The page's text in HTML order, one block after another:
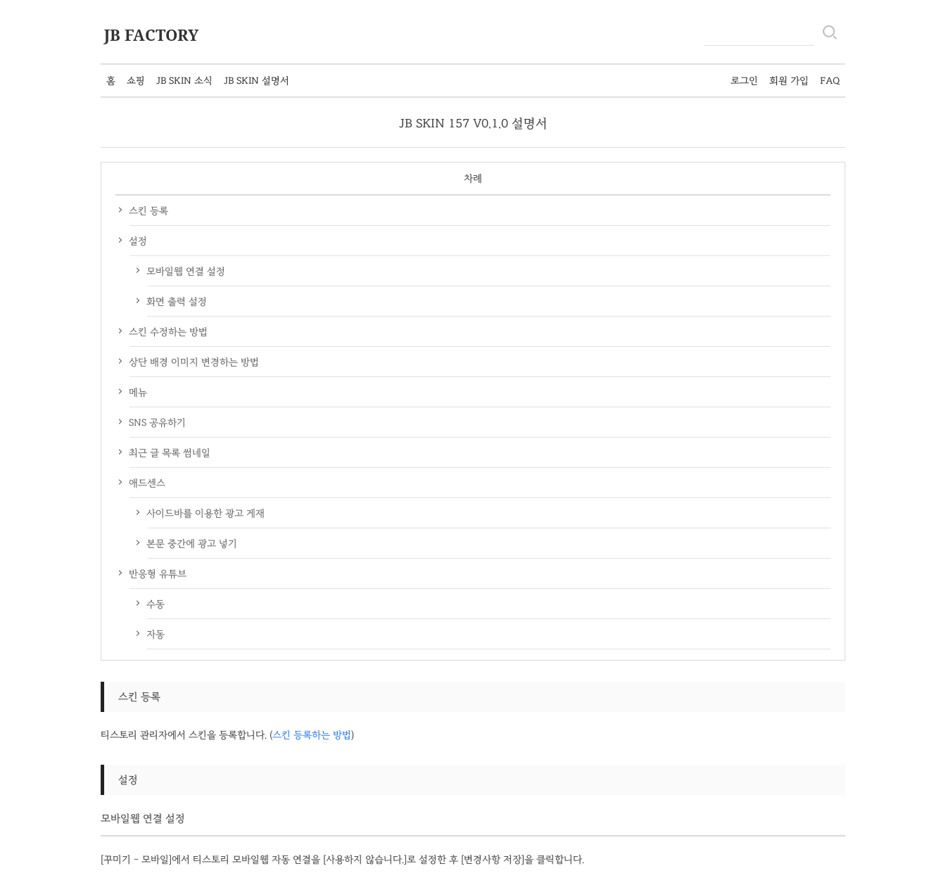
JB FACTORY
홈 쇼핑 JB SKIN 소식 JB SKIN 설명서 로그인 회원 가입 FAQ
JB SKIN 157 V0.1.0 설명서
차례
스킨 등록
설정
모바일웹 연결 설정
화면 출력 설정
스킨 수정하는 방법
상단 배경 이미지 변경하는 방법
메뉴
SNS 공유하기
최근 글 목록 썸네일
애드센스
사이드바를 이용한 광고 게재
본문 중간에 광고 넣기
반응형 유튜브
수동
자동
스킨 등록
티스토리 관리자에서 스킨을 등록합니다. (스킨 등록하는 방법)
설정
모바일웹 연결 설정
[꾸미기 – 모바일]에서 티스토리 모바일웹 자동 연결을 [사용하지 않습니다.]로 설정한 후 [변경사항 저장]을 클릭합니다.